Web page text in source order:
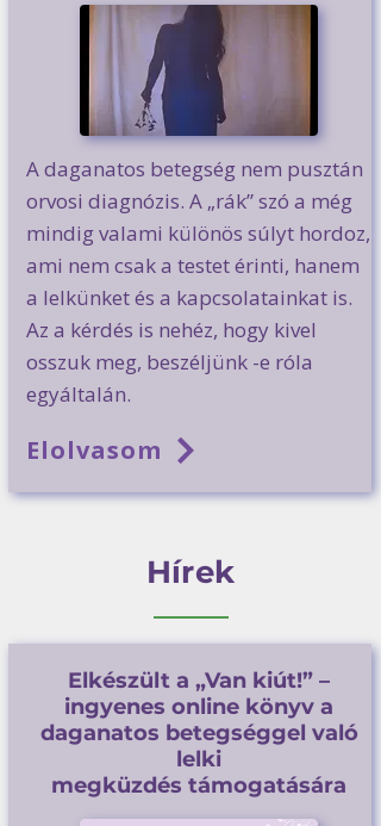
A daganatos betegség nem pusztán
orvosi diagnózis. A „rák” szó a még
mindig valami különös súlyt hordoz,
ami nem csak a testet érinti, hanem
a lelkünket és a kapcsolatainkat is.
Az a kérdés is nehéz, hogy kivel
osszuk meg, beszéljünk -e róla
egyáltalán.
Elolvasom
Hírek
Elkészült a „Van kiút!” –
ingyenes online könyv a
daganatos betegséggel való
lelki
megküzdés támogatására